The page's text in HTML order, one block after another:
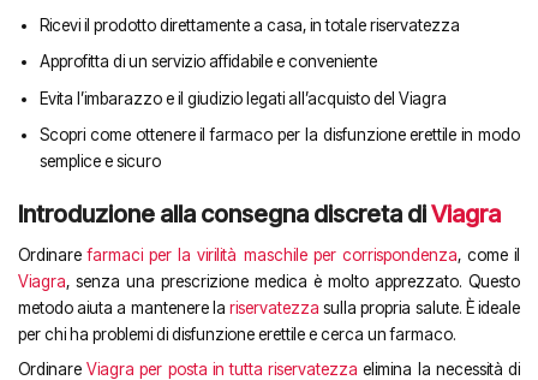
Ricevi il prodotto direttamente a casa, in totale riservatezza
Approfitta di un servizio affidabile e conveniente
Evita l’imbarazzo e il giudizio legati all’acquisto del Viagra
Scopri come ottenere il farmaco per la disfunzione erettile in modo
semplice e sicuro
Introduzione alla consegna discreta diViagra
Ordinarefarmaci per la virilità maschile per corrispondenza, come il
Viagra, senza una prescrizione medica è molto apprezzato. Questo
metodo aiuta a mantenere la riservatezza sulla propria salute. È ideale
per chi ha problemi di disfunzione erettile e cerca un farmaco.
OrdinareViagra per posta in tutta riservatezza elimina la necessità di